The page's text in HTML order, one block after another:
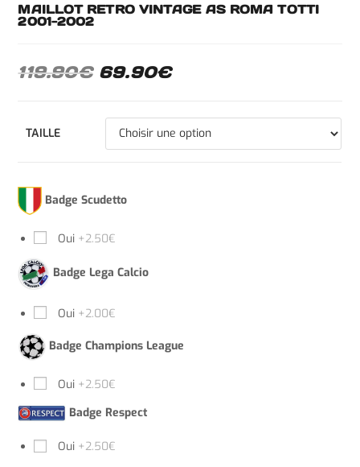
MAILLOT RETRO VINTAGE AS ROMA TOTTI
2001-2002
119.90€ 69.90€
TAILLE
Badge Scudetto
Oui +2.50€
Badge Lega Calcio
Oui +2.00€
Badge Champions League
Oui +2.50€
Badge Respect
Oui +2.50€